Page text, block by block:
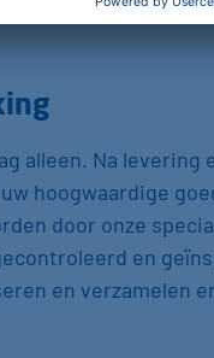
alleen. Na
hoogwaardige
door onze
en
en verzamelen